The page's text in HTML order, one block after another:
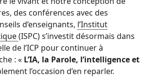
des conférences avec des
d’enseignants, l’Institut
(ISPC) s’investit désormais dans
de l’ICP pour continuer à
: « L’IA, la Parole, l’intelligence et
l’occasion d’en reparler.